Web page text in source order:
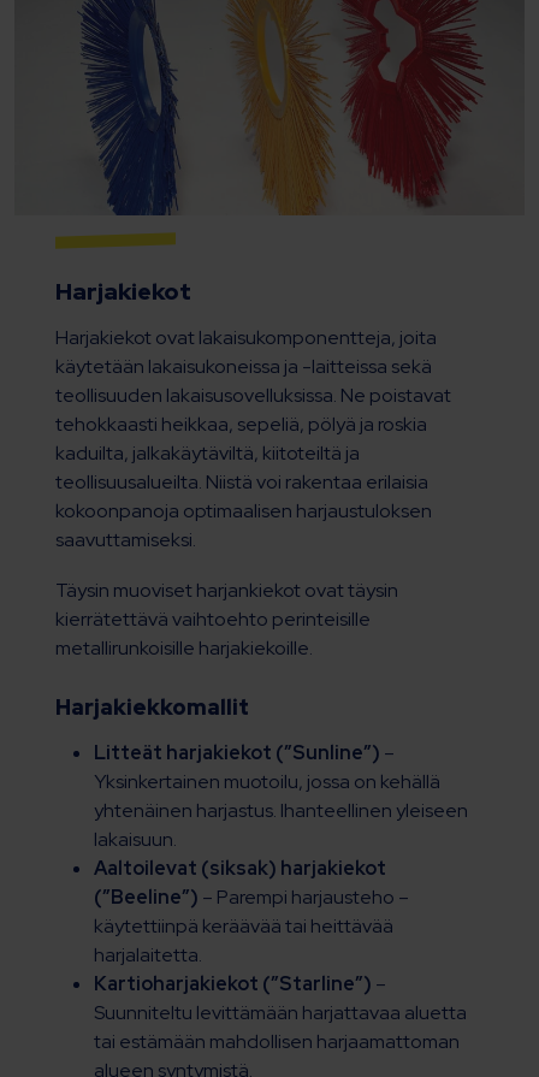
Harjakiekot
Harjakiekot ovat lakaisukomponentteja, joita
käytetään lakaisukoneissa ja -laitteissa sekä
teollisuuden lakaisusovelluksissa. Ne poistavat
tehokkaasti heikkaa, sepeliä, pölyä ja roskia
kaduilta, jalkakäytäviltä, kiitoteiltä ja
teollisuusalueilta. Niistä voi rakentaa erilaisia
kokoonpanoja optimaalisen harjaustuloksen
saavuttamiseksi.
Täysin muoviset harjankiekot ovat täysin
kierrätettävä vaihtoehto perinteisille
metallirunkoisille harjakiekoille.
Harjakiekkomallit
Litteät harjakiekot (”Sunline”) –
Yksinkertainen muotoilu, jossa on kehällä
yhtenäinen harjastus. Ihanteellinen yleiseen
lakaisuun.
Aaltoilevat (siksak) harjakiekot
(”Beeline”) – Parempi harjausteho –
käytettiinpä keräävää tai heittävää
harjalaitetta.
Kartioharjakiekot (”Starline”) –
Suunniteltu levittämään harjattavaa aluetta
tai estämään mahdollisen harjaamattoman
alueen syntymistä.